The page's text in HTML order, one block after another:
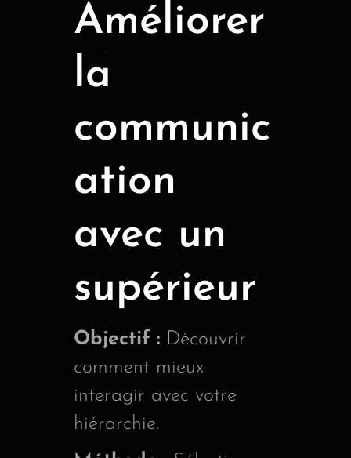
Améliorer
la
communic
ation
avec un
supérieur
Objectif : Découvrir
comment mieux
interagir avec votre
hiérarchie.